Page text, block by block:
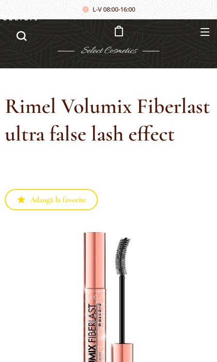
L-V 08:00-16:00
Select Cosmetics
Căutare
Rimel Volumix Fiberlast
ultra false lash effect
Adaugă la favorite